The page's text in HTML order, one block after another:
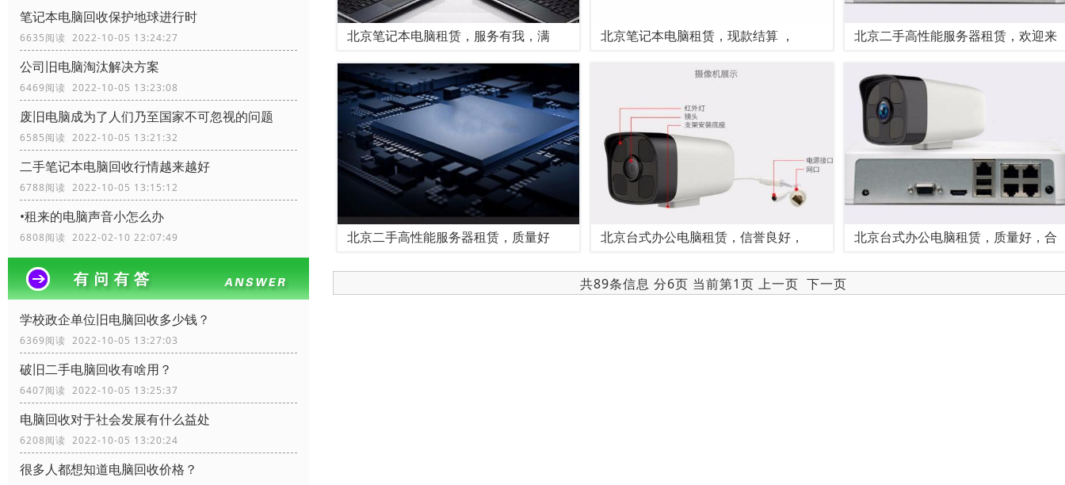
笔记本电脑回收保护地球进行时
6635阅读 2022-10-05 13:24:27
公司旧电脑淘汰解决方案
6469阅读 2022-10-05 13:23:08
废旧电脑成为了人们乃至国家不可忽视的问题
6585阅读 2022-10-05 13:21:32
二手笔记本电脑回收行情越来越好
6788阅读 2022-10-05 13:15:12
•租来的电脑声音小怎么办
6808阅读 2022-02-10 22:07:49
学校政企单位旧电脑回收多少钱？
6369阅读 2022-10-05 13:27:03
破旧二手电脑回收有啥用？
6407阅读 2022-10-05 13:25:37
电脑回收对于社会发展有什么益处
6208阅读 2022-10-05 13:20:24
很多人都想知道电脑回收价格？
北京笔记本电脑租赁，服务有我，满 北京笔记本电脑租赁，现款结算 ， 北京二手高性能服务器租赁，欢迎来
北京二手高性能服务器租赁，质量好 北京台式办公电脑租赁，信誉良好， 北京台式办公电脑租赁，质量好，合
共89条信息 分6页 当前第1页 上一页 下一页